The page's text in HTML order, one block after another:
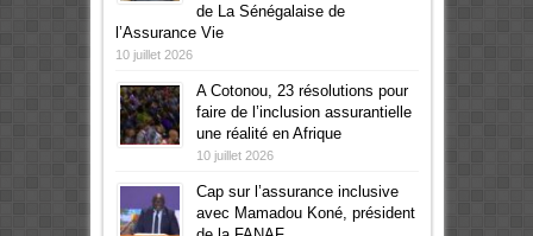
de La Sénégalaise de
l’Assurance Vie
10 juillet 2026
A Cotonou, 23 résolutions pour
faire de l’inclusion assurantielle
une réalité en Afrique
10 juillet 2026
Cap sur l’assurance inclusive
avec Mamadou Koné, président